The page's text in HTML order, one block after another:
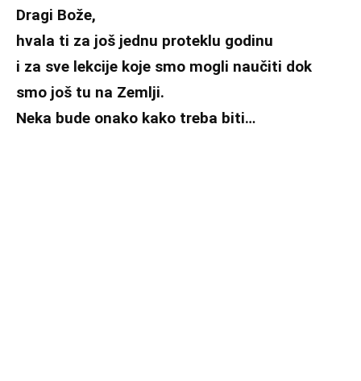
Dragi Bože,
hvala ti za još jednu proteklu godinu
i za sve lekcije koje smo mogli naučiti dok
smo još tu na Zemlji.
Neka bude onako kako treba biti…